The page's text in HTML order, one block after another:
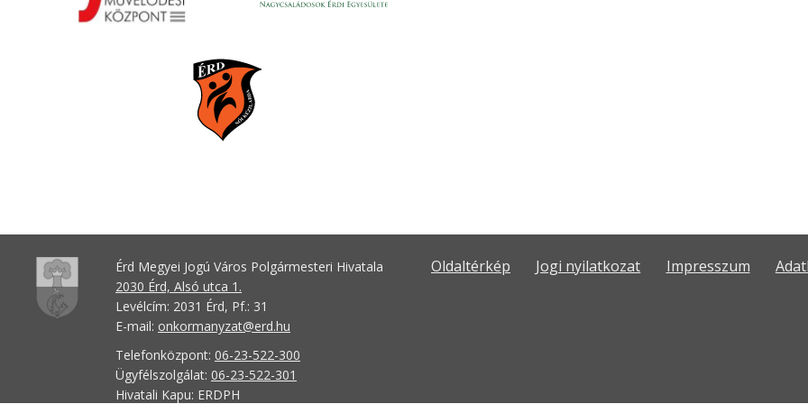
Érd Megyei Jogú Város Polgármesteri Hivatala
2030 Érd, Alsó utca 1.
Levélcím: 2031 Érd, Pf.: 31
E-mail: onkormanyzat@erd.hu
Telefonközpont: 06-23-522-300
Ügyfélszolgálat: 06-23-522-301
Hivatali Kapu: ERDPH
Oldaltérkép Jogi nyilatkozat Impresszum